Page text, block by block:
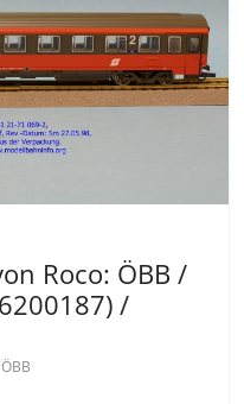
Roco: ÖBB /
/
ÖBB